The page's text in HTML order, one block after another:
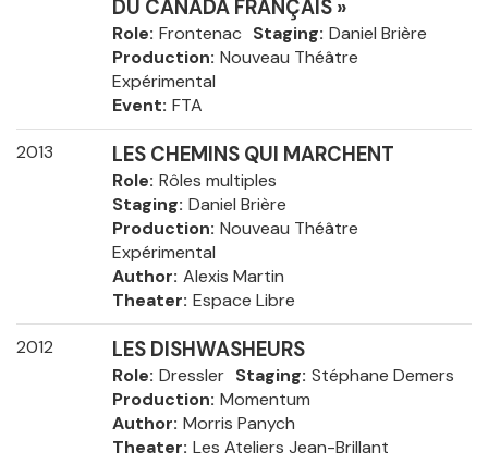
DU CANADA FRANÇAIS »
Role Frontenac Staging Daniel Brière
Production Nouveau Théâtre
Expérimental
Event FTA
2013 LES CHEMINS QUI MARCHENT
Role Rôles multiples
Staging Daniel Brière
Production Nouveau Théâtre
Expérimental
Author Alexis Martin
Theater Espace Libre
2012 LES DISHWASHEURS
Role Dressler Staging Stéphane Demers
Production Momentum
Author Morris Panych
Theater Les Ateliers Jean-Brillant